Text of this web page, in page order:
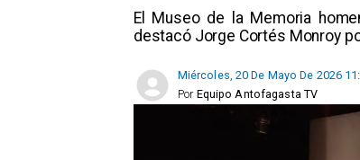
​El Museo de la Memoria
destacó Jorge Cortés Monroy
Miércoles, 20 De Mayo De 2026
Equipo Antofagasta TV
Por